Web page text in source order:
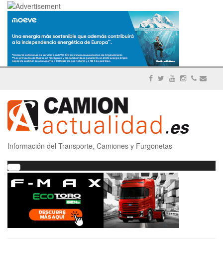
Información del Transporte, Camiones y Furgonetas